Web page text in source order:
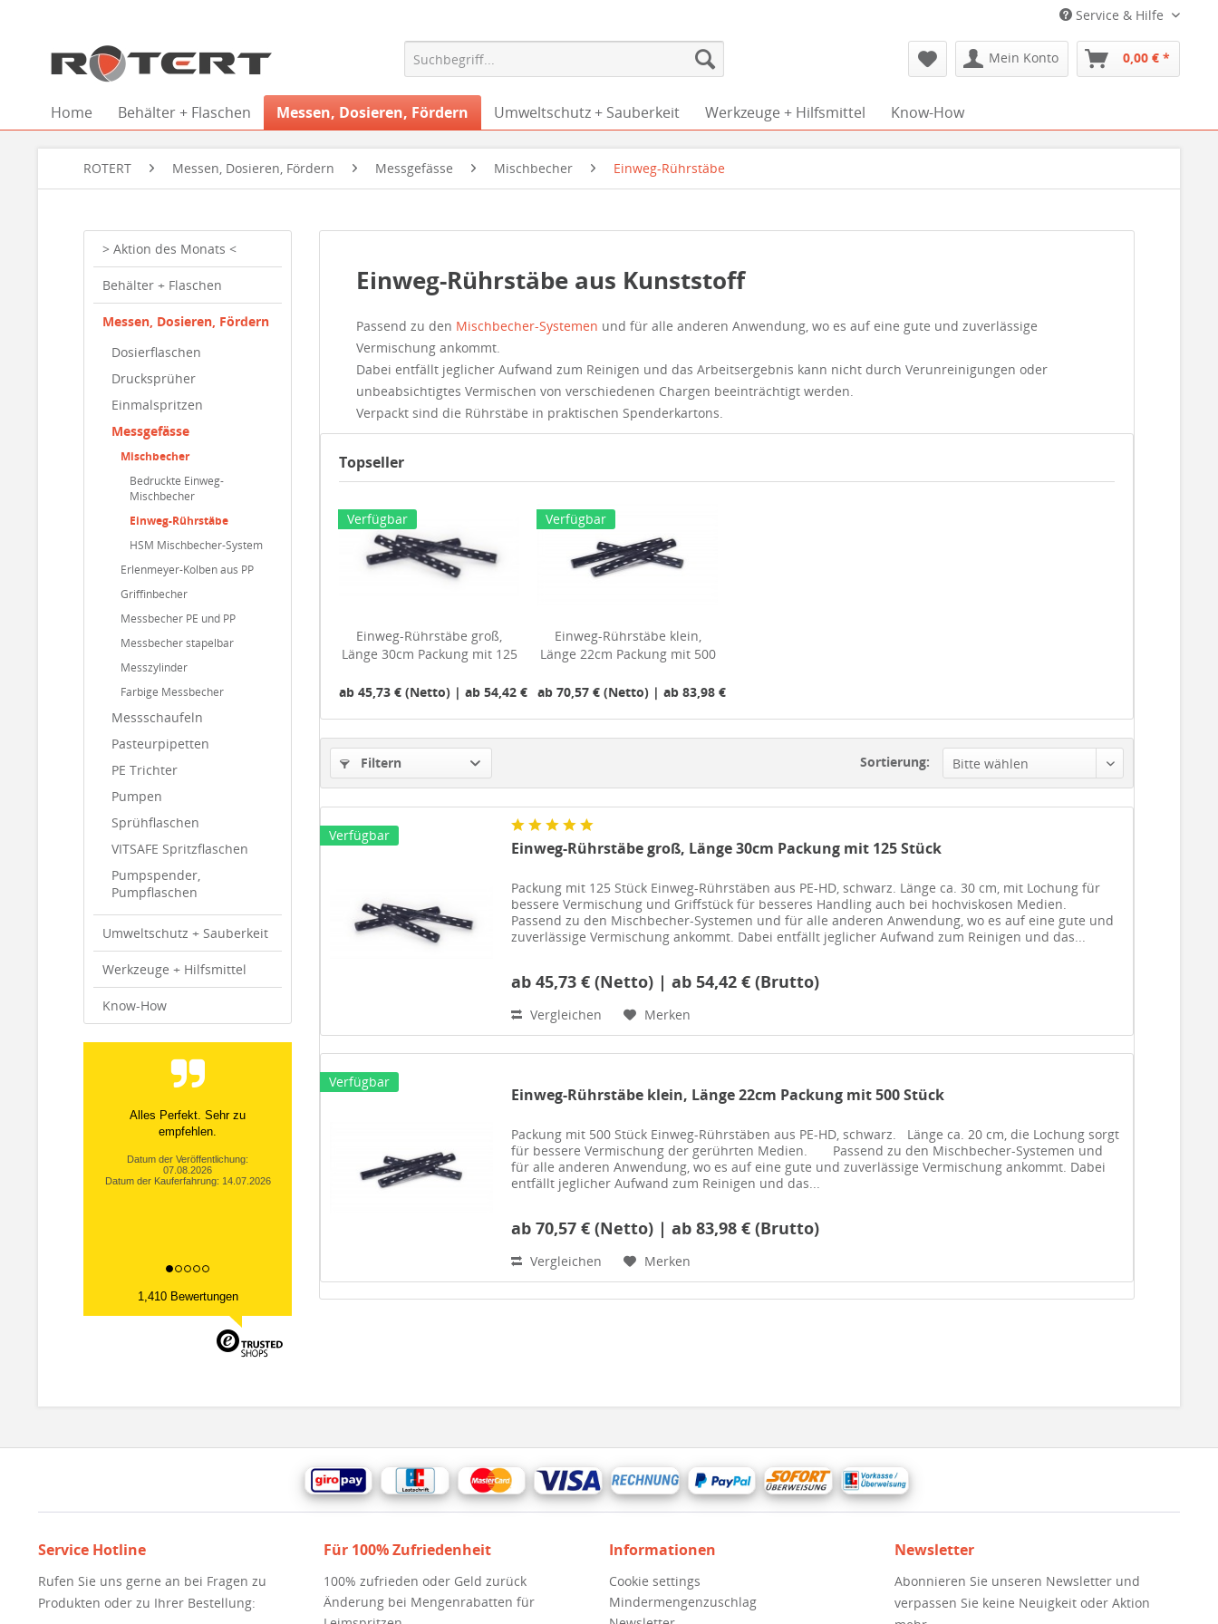
Service & Hilfe
Mein Konto 0,00 € *
Home Behälter + Flaschen Messen, Dosieren, Fördern Umweltschutz + Sauberkeit Werkzeuge + Hilfsmittel Know-How
ROTERT Messen, Dosieren, Fördern Messgefässe Mischbecher Einweg-Rührstäbe
> Aktion des Monats <
Behälter + Flaschen
Messen, Dosieren, Fördern
Dosierflaschen
Drucksprüher
Einmalspritzen
Messgefässe
Mischbecher
Bedruckte Einweg-
Mischbecher
Einweg-Rührstäbe
HSM Mischbecher-System
Erlenmeyer-Kolben aus PP
Griffinbecher
Messbecher PE und PP
Messbecher stapelbar
Messzylinder
Farbige Messbecher
Messschaufeln
Pasteurpipetten
PE Trichter
Pumpen
Sprühflaschen
VITSAFE Spritzflaschen
Pumpspender,
Pumpflaschen
Umweltschutz + Sauberkeit
Werkzeuge + Hilfsmittel
Know-How
Alles Perfekt. Sehr zu
empfehlen.
Datum der Veröffentlichung:
07.08.2026
Datum der Kauferfahrung: 14.07.2026
1,410 Bewertungen
Einweg-Rührstäbe aus Kunststoff
Passend zu den Mischbecher-Systemen und für alle anderen Anwendung, wo es auf eine gute und zuverlässige
Vermischung ankommt.
Dabei entfällt jeglicher Aufwand zum Reinigen und das Arbeitsergebnis kann nicht durch Verunreinigungen oder
unbeabsichtigtes Vermischen von verschiedenen Chargen beeinträchtigt werden.
Verpackt sind die Rührstäbe in praktischen Spenderkartons.
Topseller
Verfügbar
Einweg-Rührstäbe groß,
Länge 30cm Packung mit 125
ab 45,73 € (Netto) | ab 54,42 € (Brutto)
Verfügbar
Einweg-Rührstäbe klein,
Länge 22cm Packung mit 500
ab 70,57 € (Netto) | ab 83,98 € (Brutto)
Filtern Sortierung:
Verfügbar
Einweg-Rührstäbe groß, Länge 30cm Packung mit 125 Stück
Packung mit 125 Stück Einweg-Rührstäben aus PE-HD, schwarz. Länge ca. 30 cm, mit Lochung für
bessere Vermischung und Griffstück für besseres Handling auch bei hochviskosen Medien.
Passend zu den Mischbecher-Systemen und für alle anderen Anwendung, wo es auf eine gute und
zuverlässige Vermischung ankommt. Dabei entfällt jeglicher Aufwand zum Reinigen und das...
ab 45,73 € (Netto) | ab 54,42 € (Brutto)
Vergleichen Merken
Verfügbar
Einweg-Rührstäbe klein, Länge 22cm Packung mit 500 Stück
Packung mit 500 Stück Einweg-Rührstäben aus PE-HD, schwarz. Länge ca. 20 cm, die Lochung sorgt
für bessere Vermischung der gerührten Medien. Passend zu den Mischbecher-Systemen und
für alle anderen Anwendung, wo es auf eine gute und zuverlässige Vermischung ankommt. Dabei
entfällt jeglicher Aufwand zum Reinigen und das...
ab 70,57 € (Netto) | ab 83,98 € (Brutto)
Vergleichen Merken
Service Hotline
Rufen Sie uns gerne an bei Fragen zu
Produkten oder zu Ihrer Bestellung:
Für 100% Zufriedenheit
100% zufrieden oder Geld zurück
Änderung bei Mengenrabatten für
Informationen
Cookie settings
Mindermengenzuschlag
Newsletter
Abonnieren Sie unseren Newsletter und
verpassen Sie keine Neuigkeit oder Aktion